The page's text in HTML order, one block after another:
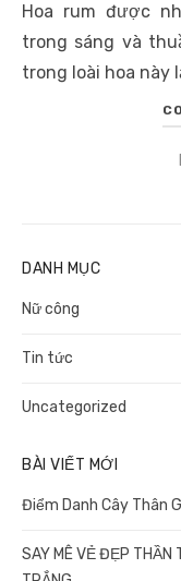
Hoa rum được
trong sáng và
trong loài hoa này
DANH MỤC
Nữ công
Tin tức
Uncategorized
BÀI VIẾT MỚI
Điểm Danh Cây Thân
SAY MÊ VẺ ĐẸP THẦN